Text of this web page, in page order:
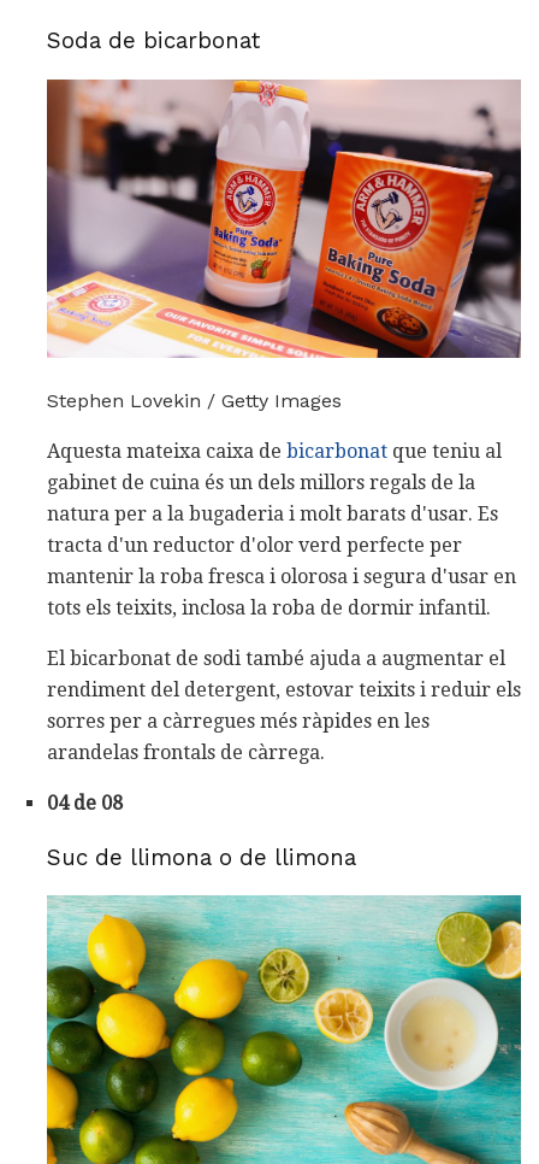
Soda de bicarbonat
Stephen Lovekin / Getty Images
Aquesta mateixa caixa de bicarbonat que teniu al
gabinet de cuina és un dels millors regals de la
natura per a la bugaderia i molt barats d'usar. Es
tracta d'un reductor d'olor verd perfecte per
mantenir la roba fresca i olorosa i segura d'usar en
tots els teixits, inclosa la roba de dormir infantil.
El bicarbonat de sodi també ajuda a augmentar el
rendiment del detergent, estovar teixits i reduir els
sorres per a càrregues més ràpides en les
arandelas frontals de càrrega.
04 de 08
Suc de llimona o de llimona